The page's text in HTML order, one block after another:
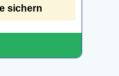
sichern